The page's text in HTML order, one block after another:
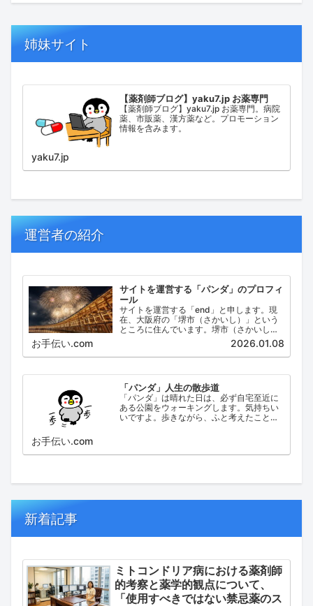
姉妹サイト
【薬剤師ブログ】yaku7.jp お薬専門
【薬剤師ブログ】yaku7.jp お薬専門。病院
薬、市販薬、漢方薬など。プロモーション
情報を含みます。
yaku7.jp
運営者の紹介
サイトを運営する「パンダ」のプロフィ
ール
サイトを運営する「end」と申します。現
在、大阪府の「堺市（さかいし）」という
ところに住んでいます。堺市（さかいし）
は、大阪府の泉北地域にある政令指定都市
で、府内では大阪市に次いで人口が多い都
市です。
お手伝い.com 2026.01.08
「パンダ」人生の散歩道
「パンダ」は晴れた日は、必ず自宅至近に
ある公園をウォーキングします。気持ちい
いですよ。歩きながら、ふと考えたこと。
お手伝い.com
新着記事
ミトコンドリア病における薬剤師
的考察と薬学的観点について、
「使用すべきではない禁忌薬のス